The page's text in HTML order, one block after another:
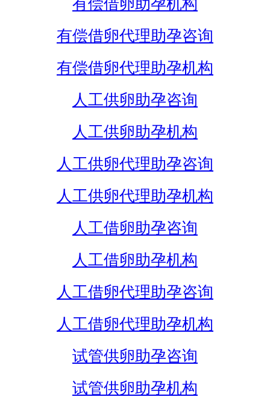
有偿借卵助孕机构
有偿借卵代理助孕咨询
有偿借卵代理助孕机构
人工供卵助孕咨询
人工供卵助孕机构
人工供卵代理助孕咨询
人工供卵代理助孕机构
人工借卵助孕咨询
人工借卵助孕机构
人工借卵代理助孕咨询
人工借卵代理助孕机构
试管供卵助孕咨询
试管供卵助孕机构